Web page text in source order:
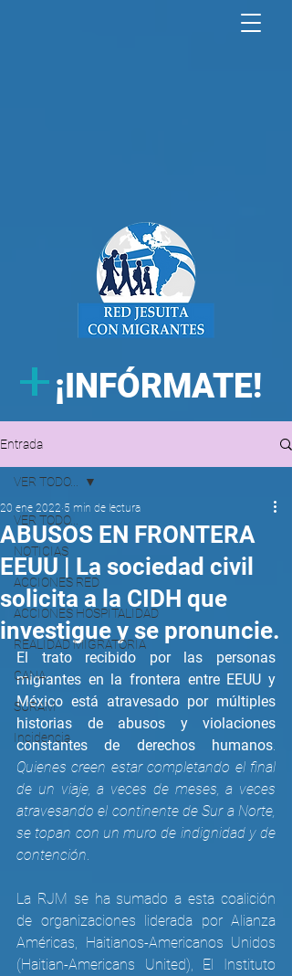
+¡INFÓRMATE!
Entrada
VER TODO...
NOTICIAS
ACCIONES RED
ACCIONES HOSPITALIDAD
REALIDAD MIGRATORIA
CANA
SURAM
Incidencia
VER TODO...
ABUSOS EN FRONTERA
EEUU | La sociedad civil
solicita a la CIDH que
investigue y se pronuncie.
20 ene 2022 5 min de lectura
El trato recibido por las personas
migrantes en la frontera entre EEUU y
México está atravesado por múltiples
historias de abusos y violaciones
constantes de derechos humanos
Quienes creen estar completando el final
de un viaje, a veces de meses, a veces
atravesando el continente de Sur a Norte,
se topan con un muro de indignidad y de
contención.
La RJM se ha sumado a esta coalición
de organizaciones liderada por Alianza
Américas, Haitianos-Americanos Unidos
(Haitian-Americans United), El Instituto